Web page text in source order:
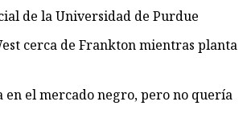
de la Universidad de Purdue
cerca de Frankton mientras planta
el mercado negro, pero no quería